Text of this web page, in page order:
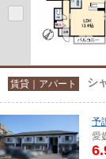
賃貸｜アパート シ
予
愛